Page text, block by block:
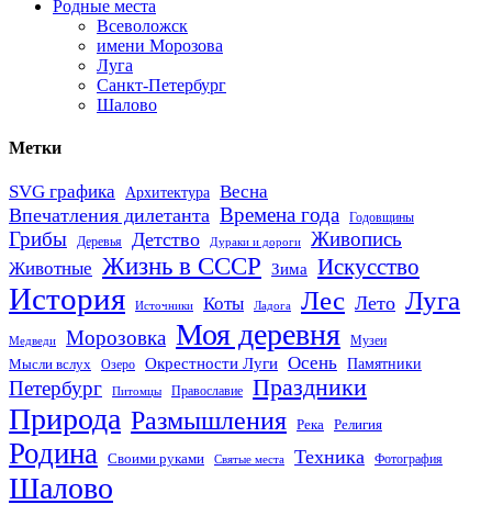
Родные места
Всеволожск
имени Морозова
Луга
Санкт-Петербург
Шалово
Метки
SVG графика Архитектура Весна
Впечатления дилетанта Времена года Годовщины
Грибы Деревья Детство Дураки и дороги Живопись
Животные Жизнь в СССР Зима Искусство
История Источники Коты Ладога Лес Лето Луга
Медведи Морозовка Моя деревня
Музеи
Мысли вслух
Озеро Окрестности Луги Осень Памятники
Петербург Питомцы Православие Праздники
Природа Размышления Река Религия
Родина Своими руками Святые места Техника Фотография
Шалово